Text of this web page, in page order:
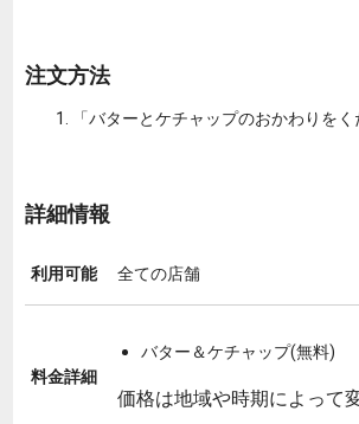
注文方法
「バターとケチャップのおかわりを
詳細情報
利用可能 全ての店舗
料金詳細
バター＆ケチャップ(無料)
価格は地域や時期によって